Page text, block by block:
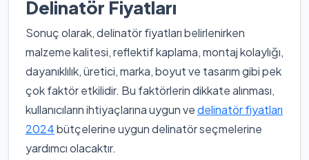
Delinatör Fiyatları
Sonuç olarak, delinatör fiyatları belirlenirken
malzeme kalitesi, reflektif kaplama, montaj kolaylığı,
dayanıklılık, üretici, marka, boyut ve tasarım gibi pek
çok faktör etkilidir. Bu faktörlerin dikkate alınması,
kullanıcıların ihtiyaçlarına uygun vedelinatör fiyatları
2024bütçelerine uygun delinatör seçmelerine
yardımcı olacaktır.